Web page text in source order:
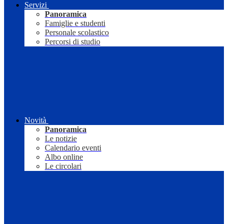
Servizi
Panoramica
Famiglie e studenti
Personale scolastico
Percorsi di studio
Novità
Panoramica
Le notizie
Calendario eventi
Albo online
Le circolari